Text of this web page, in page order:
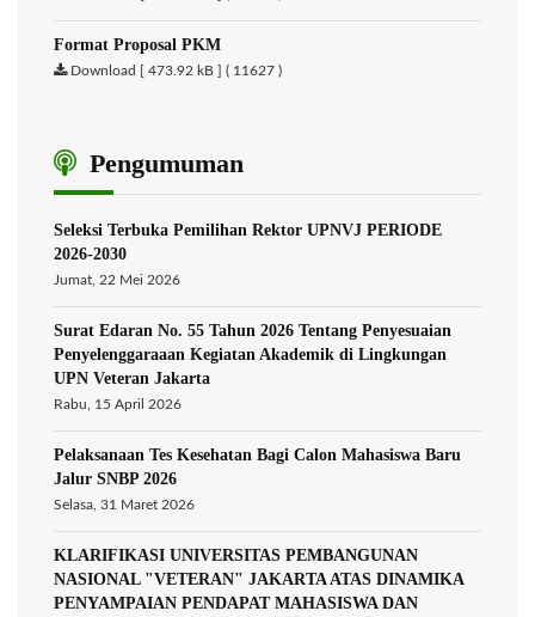
Format Proposal PKM
Download [ 473.92 kB ] ( 11627 )
Pengumuman
Seleksi Terbuka Pemilihan Rektor UPNVJ PERIODE
2026-2030
Jumat, 22 Mei 2026
Surat Edaran No. 55 Tahun 2026 Tentang Penyesuaian
Penyelenggaraaan Kegiatan Akademik di Lingkungan
UPN Veteran Jakarta
Rabu, 15 April 2026
Pelaksanaan Tes Kesehatan Bagi Calon Mahasiswa Baru
Jalur SNBP 2026
Selasa, 31 Maret 2026
KLARIFIKASI UNIVERSITAS PEMBANGUNAN
NASIONAL "VETERAN" JAKARTA ATAS DINAMIKA
PENYAMPAIAN PENDAPAT MAHASISWA DAN